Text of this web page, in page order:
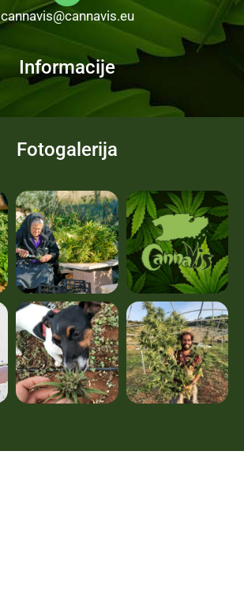
cannavis@cannavis.eu
Informacije
Fotogalerija